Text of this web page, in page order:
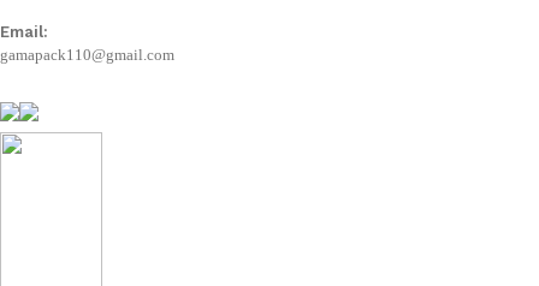
Email:
gamapack110@gmail.com